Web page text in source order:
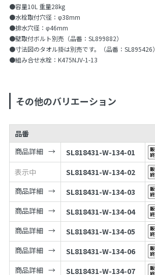
●容量10L 重量28kg
●水栓取付穴径：φ38mm
●排水穴径：φ46mm
●壁取付ボルト別売（品番：SL899882）
●寸法図のタオル掛は別売です。（品番：SL895426）
●組み合せ水栓：K475NJV-1-13
その他のバリエーション
品番
商品詳細
SL818431-W-134-01
表示中
SL818431-W-134-02
商品詳細
SL818431-W-134-03
商品詳細
SL818431-W-134-04
商品詳細
SL818431-W-134-05
商品詳細
SL818431-W-134-06
商品詳細
SL818431-W-134-07